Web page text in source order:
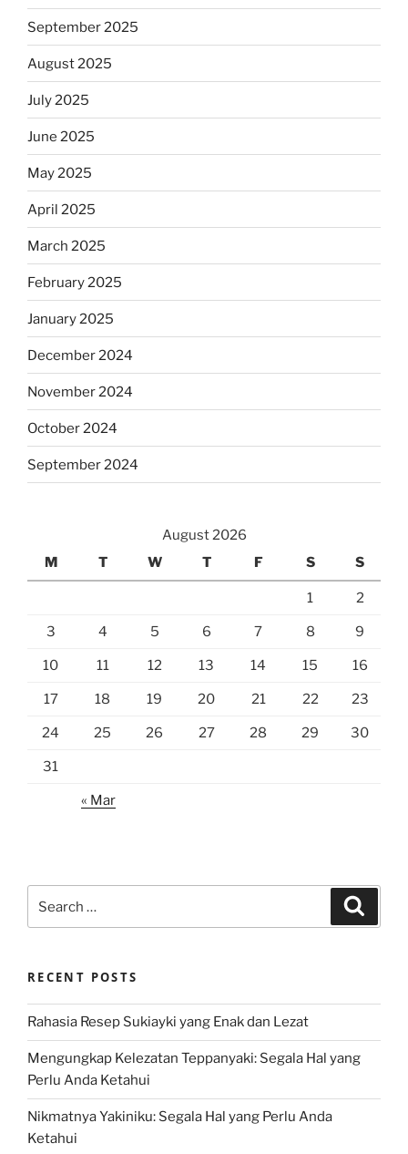
September 2025
August 2025
July 2025
June 2025
May 2025
April 2025
March 2025
February 2025
January 2025
December 2024
November 2024
October 2024
September 2024
August 2026
M
T W T F S S
1 2
3 4 5 6 7 8 9
10 11 12 13 14 15 16
17 18 19 20 21 22 23
24 25 26 27 28 29 30
31
« Mar
for:
RECENT POSTS
Rahasia Resep Sukiayki yang Enak dan Lezat
Mengungkap Kelezatan Teppanyaki: Segala Hal yang
Perlu Anda Ketahui
Nikmatnya Yakiniku: Segala Hal yang Perlu Anda
Ketahui